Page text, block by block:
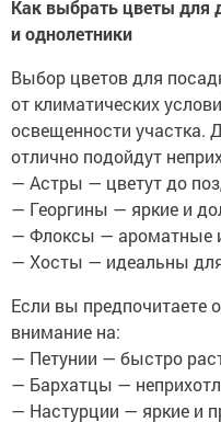
Как выбрать цветы для
и однолетники
Выбор цветов для
от климатических
освещенности
отлично подойдут
— Астры — цветут до
— Георгины — яркие и
— Флоксы — ароматные
— Хосты — идеальны
Если вы предпочитаете
внимание на:
— Петунии — быстро
— Бархатцы —
— Настурции — яркие и